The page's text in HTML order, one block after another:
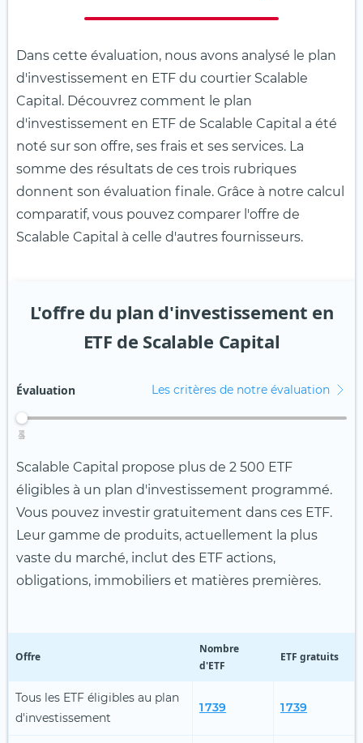
Dans cette évaluation, nous avons analysé le plan
d'investissement en ETF du courtier Scalable
Capital. Découvrez comment le plan
d'investissement en ETF de Scalable Capital a été
noté sur son offre, ses frais et ses services. La
somme des résultats de ces trois rubriques
donnent son évaluation finale. Grâce à notre calcul
comparatif, vous pouvez comparer l'offre de
Scalable Capital à celle d'autres fournisseurs.
L'offre du plan d'investissement en
ETF de Scalable Capital
1
2
3
4
5
Évaluation Les critères de notre évaluation
Scalable Capital propose plus de 2 500 ETF
éligibles à un plan d'investissement programmé.
Vous pouvez investir gratuitement dans ces ETF.
Leur gamme de produits, actuellement la plus
vaste du marché, inclut des ETF actions,
obligations, immobiliers et matières premières.
Offre
Nombre
d'ETF
ETF gratuits
Tous les ETF éligibles au plan
d'investissement
1 739 1 739